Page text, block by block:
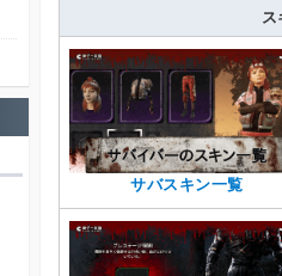
ス
サバスキン一覧